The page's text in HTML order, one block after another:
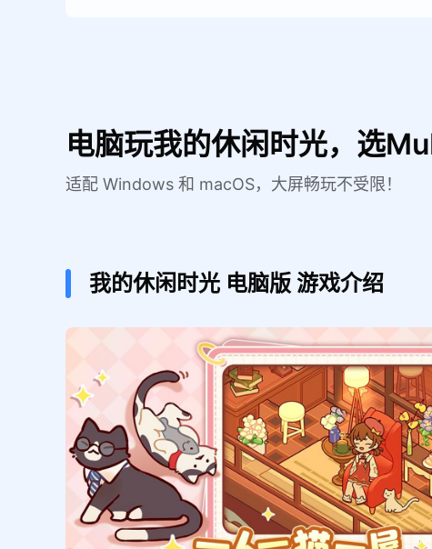
电脑玩我的休闲时光，选
适配 Windows 和 macOS，大屏畅玩不受限！
我的休闲时光 电脑版 游戏介绍